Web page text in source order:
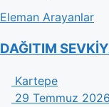
Eleman Arayanlar
DAĞITIM
Kartepe
29 Temmuz 2026